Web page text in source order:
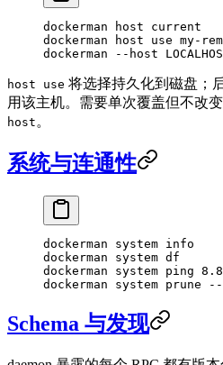
dockerman host current
dockerman host use my-
dockerman --host
host use 将选择持久化到磁盘；
用该主机。需要单次覆盖但不改
host 。
系统与连通性
dockerman system info
dockerman system df
dockerman system ping
dockerman system prune --
Schema 与发现